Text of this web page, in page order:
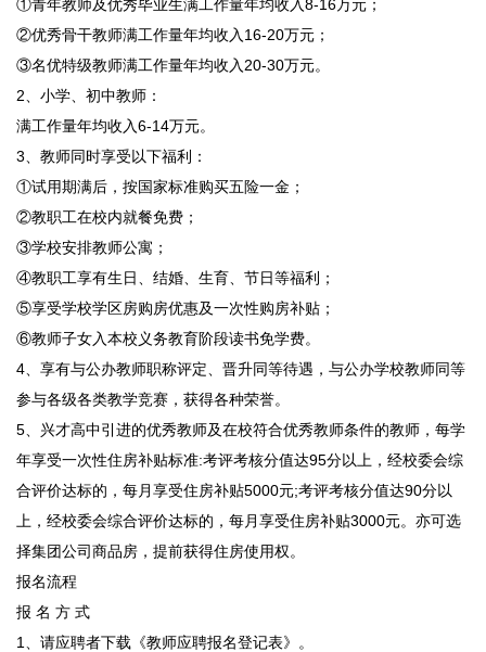
①青年教师及优秀毕业生满工作量年均收入8-16万元；
②优秀骨干教师满工作量年均收入16-20万元；
③名优特级教师满工作量年均收入20-30万元。
2、小学、初中教师：
满工作量年均收入6-14万元。
3、教师同时享受以下福利：
①试用期满后，按国家标准购买五险一金；
②教职工在校内就餐免费；
③学校安排教师公寓；
④教职工享有生日、结婚、生育、节日等福利；
⑤享受学校学区房购房优惠及一次性购房补贴；
⑥教师子女入本校义务教育阶段读书免学费。
4、享有与公办教师职称评定、晋升同等待遇，与公办学校教师同等
参与各级各类教学竞赛，获得各种荣誉。
5、兴才高中引进的优秀教师及在校符合优秀教师条件的教师，每学
年享受一次性住房补贴标准:考评考核分值达95分以上，经校委会综
合评价达标的，每月享受住房补贴5000元;考评考核分值达90分以
上，经校委会综合评价达标的，每月享受住房补贴3000元。亦可选
择集团公司商品房，提前获得住房使用权。
报名流程
报 名 方 式
1、请应聘者下载 《教师应聘报名登记表》 。